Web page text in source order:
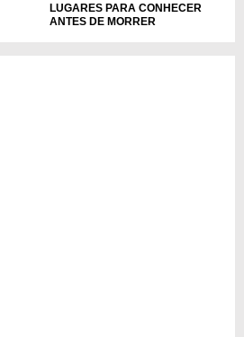
LUGARES PARA CONHECER
ANTES DE MORRER